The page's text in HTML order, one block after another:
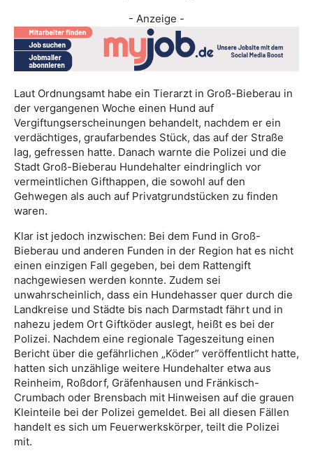
- Anzeige -
Laut Ordnungsamt habe ein Tierarzt in Groß-Bieberau in
der vergangenen Woche einen Hund auf
Vergiftungserscheinungen behandelt, nachdem er ein
verdächtiges, graufarbendes Stück, das auf der Straße
lag, gefressen hatte. Danach warnte die Polizei und die
Stadt Groß-Bieberau Hundehalter eindringlich vor
vermeintlichen Gifthappen, die sowohl auf den
Gehwegen als auch auf Privatgrundstücken zu finden
waren.
Klar ist jedoch inzwischen: Bei dem Fund in Groß-
Bieberau und anderen Funden in der Region hat es nicht
einen einzigen Fall gegeben, bei dem Rattengift
nachgewiesen werden konnte. Zudem sei
unwahrscheinlich, dass ein Hundehasser quer durch die
Landkreise und Städte bis nach Darmstadt fährt und in
nahezu jedem Ort Giftköder auslegt, heißt es bei der
Polizei. Nachdem eine regionale Tageszeitung einen
Bericht über die gefährlichen „Köder” veröffentlicht hatte,
hatten sich unzählige weitere Hundehalter etwa aus
Reinheim, Roßdorf, Gräfenhausen und Fränkisch-
Crumbach oder Brensbach mit Hinweisen auf die grauen
Kleinteile bei der Polizei gemeldet. Bei all diesen Fällen
handelt es sich um Feuerwerkskörper, teilt die Polizei
mit.